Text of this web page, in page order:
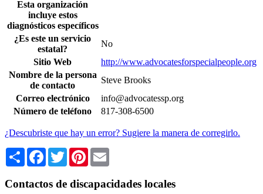
Esta organización
incluye estos
diagnósticos específicos
¿Es este un servicio
estatal?
No
Sitio Web
http://www.advocatesforspecialpeople.org
Nombre de la persona
de contacto
Steve Brooks
Correo electrónico
info@advocatessp.org
Número de teléfono
817-308-6500
¿Descubriste que hay un error? Sugiere la manera de corregirlo.
Share Facebook
TwitterPinterest
Contactos de discapacidades locales